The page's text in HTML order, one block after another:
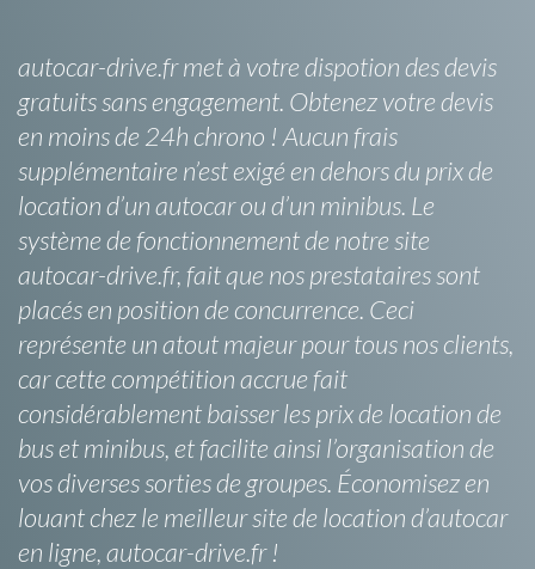
autocar-drive.fr met à votre dispotion des devis
gratuits sans engagement. Obtenez votre devis
en moins de 24h chrono ! Aucun frais
supplémentaire n’est exigé en dehors du prix de
location d’un autocar ou d’un minibus. Le
système de fonctionnement de notre site
autocar-drive.fr, fait que nos prestataires sont
placés en position de concurrence. Ceci
représente un atout majeur pour tous nos clients,
car cette compétition accrue fait
considérablement baisser les prix de location de
bus et minibus, et facilite ainsi l’organisation de
vos diverses sorties de groupes. Économisez en
louant chez le meilleur site de location d’autocar
en ligne, autocar-drive.fr !